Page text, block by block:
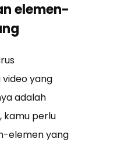
elemen-
yang
adalah
kamu perlu
elemen yang